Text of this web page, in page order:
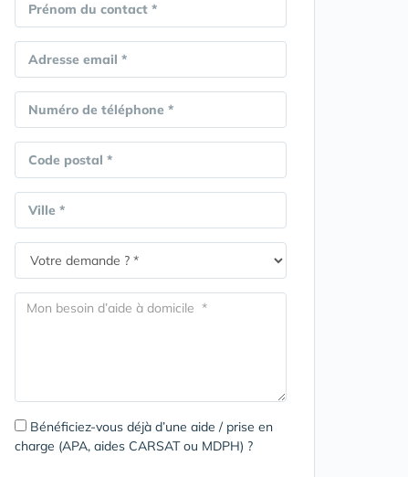
Prénom du contact *
Adresse email *
Numéro de téléphone *
Code postal *
Ville *
Bénéficiez-vous déjà d’une aide / prise en
charge (APA, aides CARSAT ou MDPH) ?